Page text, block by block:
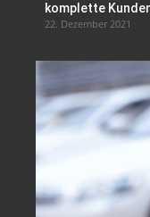
komplette
22. Dezember 2021